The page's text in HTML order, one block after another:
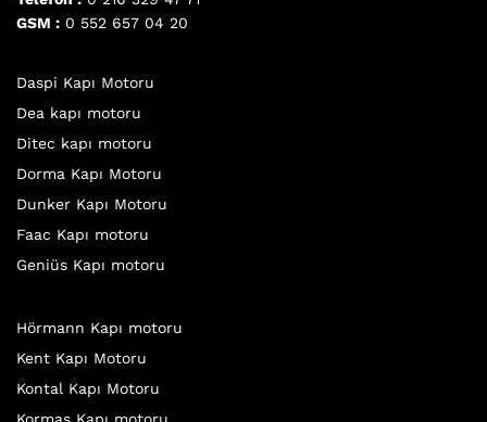
GSM : 0 552 657 04 20
Daspi Kapı Motoru
Dea kapı motoru
Ditec kapı motoru
Dorma Kapı Motoru
Dunker Kapı Motoru
Faac Kapı motoru
Geniüs Kapı motoru
Hörmann Kapı motoru
Kent Kapı Motoru
Kontal Kapı Motoru